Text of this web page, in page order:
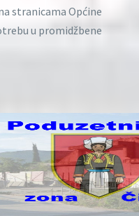
stranicama Općine
u promidžbene